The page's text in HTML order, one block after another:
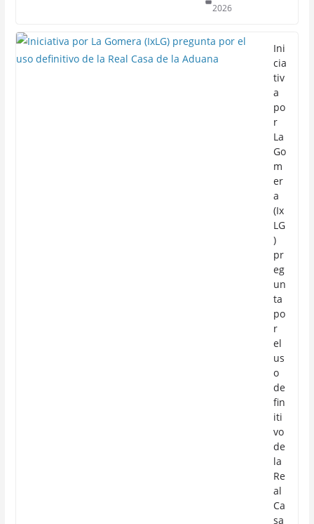
2026
Ini
cia
tiv
a
po
r
La
Go
m
er
a
(Ix
LG
)
pr
eg
un
ta
po
r
el
us
o
de
fin
iti
vo
de
la
Re
al
Ca
sa